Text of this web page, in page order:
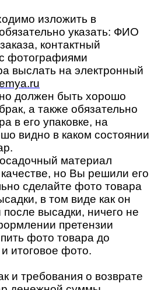
изложить в
указать: ФИО
контактный
фотографиями
выслать на электронный
должен быть хорошо
а также обязательно
в его упаковке, на
видно в каком состоянии
материал
но Вы решили его
сделайте фото товара
в том виде как он
высадки, ничего не
претензии
фото товара до
итоговое фото.
и требования о возврате